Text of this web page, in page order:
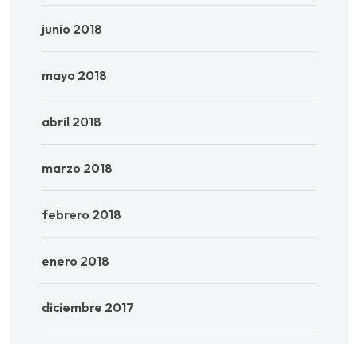
junio 2018
mayo 2018
abril 2018
marzo 2018
febrero 2018
enero 2018
diciembre 2017